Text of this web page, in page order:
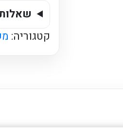
קטגוריה: